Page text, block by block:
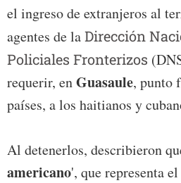
el ingreso de extranjeros al
agentes de laDirección
Policiales Fronterizos
requerir, enGuasaule, punto
países, a los haitianos y
Al detenerlos, describieron
americano', que representa